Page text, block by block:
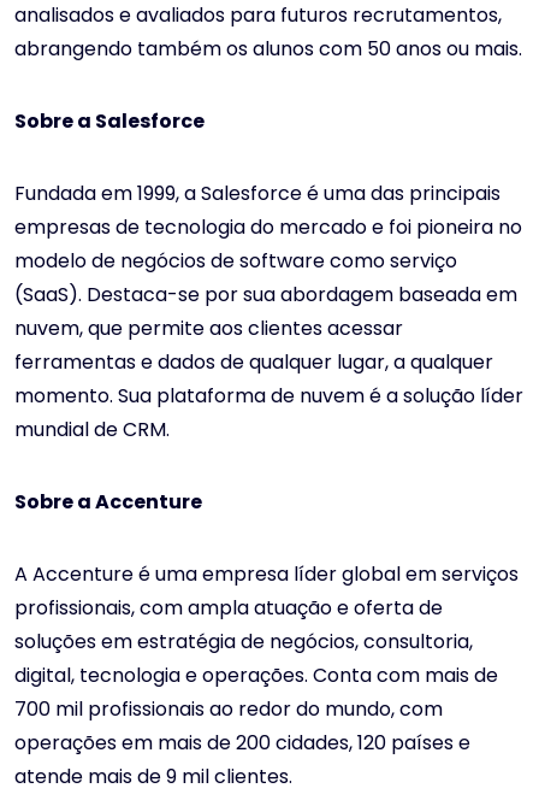
analisados e avaliados para futuros recrutamentos,
abrangendo também os alunos com 50 anos ou mais.
Sobre a Salesforce
Fundada em 1999, a Salesforce é uma das principais
empresas de tecnologia do mercado e foi pioneira no
modelo de negócios de software como serviço
(SaaS). Destaca-se por sua abordagem baseada em
nuvem, que permite aos clientes acessar
ferramentas e dados de qualquer lugar, a qualquer
momento. Sua plataforma de nuvem é a solução líder
mundial de CRM.
Sobre a Accenture
A Accenture é uma empresa líder global em serviços
profissionais, com ampla atuação e oferta de
soluções em estratégia de negócios, consultoria,
digital, tecnologia e operações. Conta com mais de
700 mil profissionais ao redor do mundo, com
operações em mais de 200 cidades, 120 países e
atende mais de 9 mil clientes.